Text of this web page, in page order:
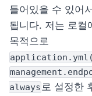
들어있을 수 있어
됩니다. 저는 로컬
always로 설정한